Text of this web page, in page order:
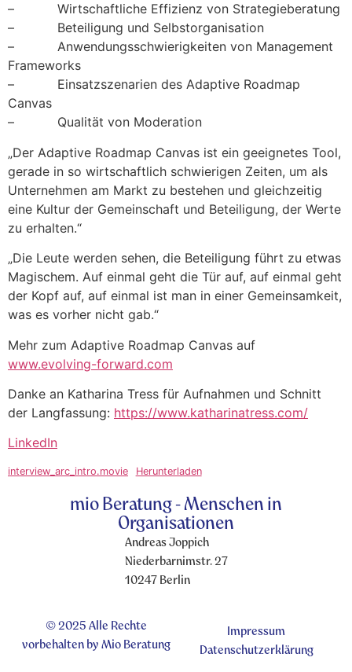
– Wirtschaftliche Effizienz von Strategieberatung
– Beteiligung und Selbstorganisation
– Anwendungsschwierigkeiten von Management
Frameworks
– Einsatzszenarien des Adaptive Roadmap
Canvas
– Qualität von Moderation
„Der Adaptive Roadmap Canvas ist ein geeignetes Tool,
gerade in so wirtschaftlich schwierigen Zeiten, um als
Unternehmen am Markt zu bestehen und gleichzeitig
eine Kultur der Gemeinschaft und Beteiligung, der Werte
zu erhalten.“
„Die Leute werden sehen, die Beteiligung führt zu etwas
Magischem. Auf einmal geht die Tür auf, auf einmal geht
der Kopf auf, auf einmal ist man in einer Gemeinsamkeit,
was es vorher nicht gab.“
Mehr zum Adaptive Roadmap Canvas auf
www.evolving-forward.com
Danke an Katharina Tress für Aufnahmen und Schnitt
der Langfassung: https://www.katharinatress.com/
LinkedIn
interview_arc_intro.movie Herunterladen
mio Beratung - Menschen in
Organisationen
Andreas Joppich
Niederbarnimstr. 27
10247 Berlin
© 2025 Alle Rechte
vorbehalten by Mio Beratung
Impressum
Datenschutzerklärung